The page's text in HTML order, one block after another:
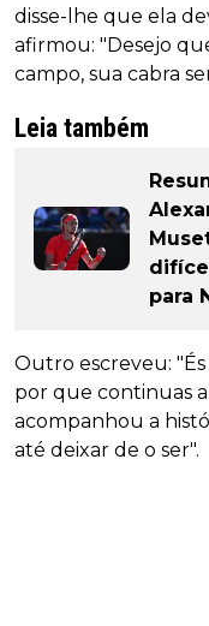
disse-lhe que ela
afirmou: "Desejo
campo, sua cabra
Leia também
para
Outro escreveu:
por que continuas
acompanhou a
até deixar de o ser".